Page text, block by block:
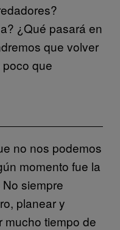
¿Qué pasará en
que volver
que
no nos podemos
momento fue la
siempre
planear y
mucho tiempo de